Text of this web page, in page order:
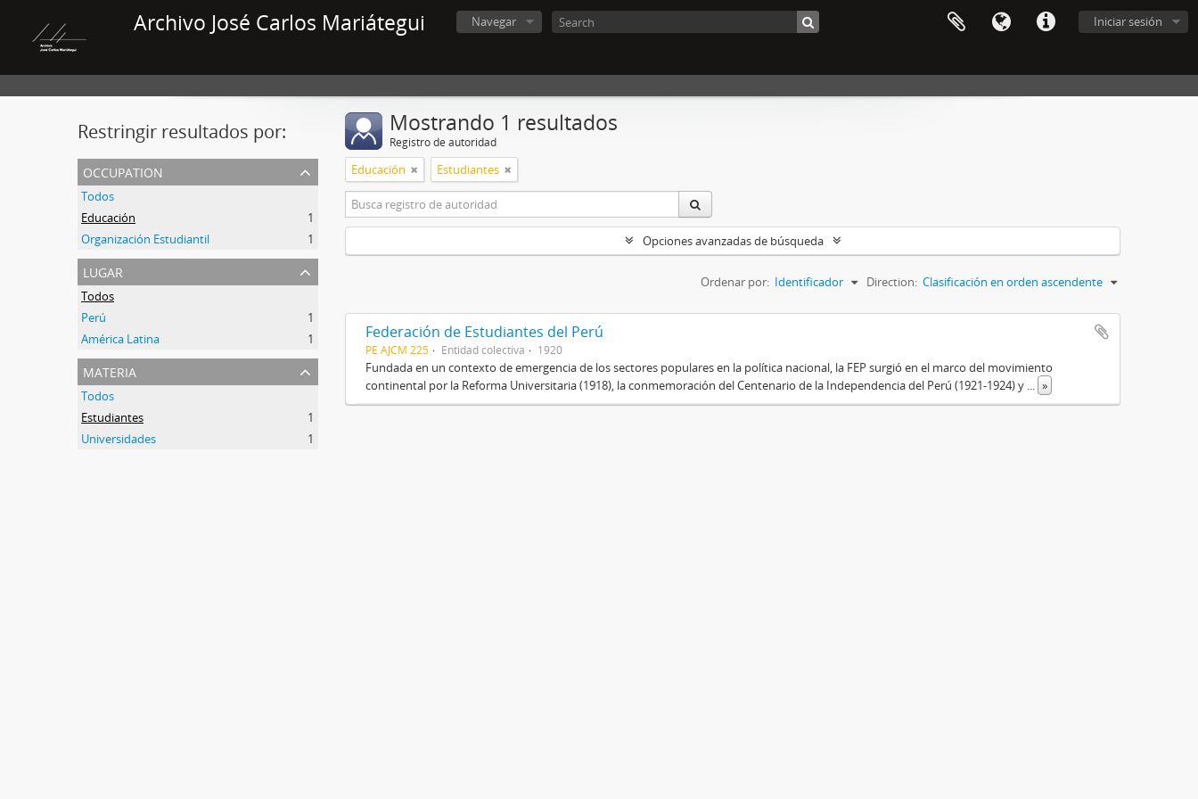
Archivo José Carlos Mariátegui Iniciar sesión
Navegar
Restringir resultados por:
occupation
Todos
Educación
1
Organización Estudiantil
1
lugar
Todos
Perú
1
América Latina
1
materia
Todos
Estudiantes
1
Universidades
1
Mostrando 1 resultados
Registro de autoridad
Educación Estudiantes
Opciones avanzadas de búsqueda
Ordenar por: Identificador Direction: Clasificación en orden ascendente
Federación de Estudiantes del Perú
PE AJCM 225 Entidad colectiva 1920
Fundada en un contexto de emergencia de los sectores populares en la política nacional, la FEP surgió en el marco del movimiento
continental por la Reforma Universitaria (1918), la conmemoración del Centenario de la Independencia del Perú (1921-1924) y ... »